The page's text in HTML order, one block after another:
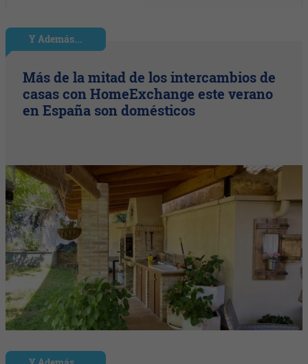
Y Además...
Más de la mitad de los intercambios de
casas con HomeExchange este verano
en España son domésticos